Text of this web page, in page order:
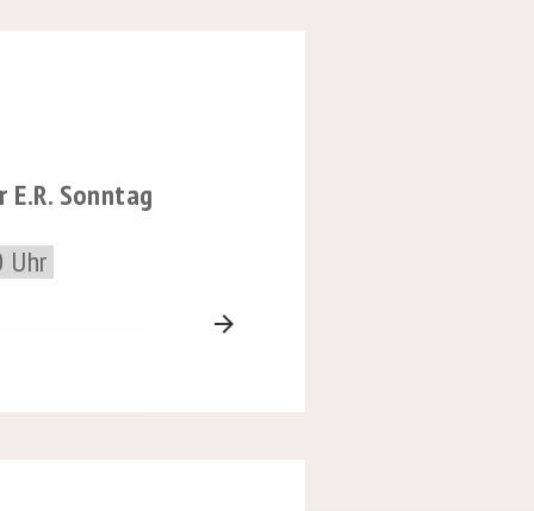
E.R. Sonntag
Uhr
arrow_forward